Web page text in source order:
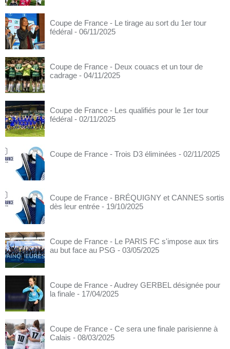
Coupe de France - Le tirage au sort du 1er tour
fédéral - 06/11/2025
Coupe de France - Deux couacs et un tour de
cadrage - 04/11/2025
Coupe de France - Les qualifiés pour le 1er tour
fédéral - 02/11/2025
Coupe de France - Trois D3 éliminées - 02/11/2025
Coupe de France - BRÉQUIGNY et CANNES sortis
dès leur entrée - 19/10/2025
Coupe de France - Le PARIS FC s'impose aux tirs
au but face au PSG - 03/05/2025
Coupe de France - Audrey GERBEL désignée pour
la finale - 17/04/2025
Coupe de France - Ce sera une finale parisienne à
Calais - 08/03/2025